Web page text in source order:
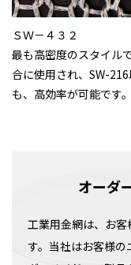
ＳＷ－４３２
最も高密度のスタイル
合に使用され、SW-
も、高効率が可能です。
オーダ
工業用金網は、お
す。当社はお客様